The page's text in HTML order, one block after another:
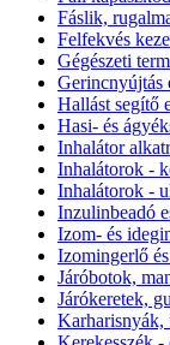
Fáslik,
Felfekvés
Gégészeti
Gerincnyújtás
Hallást segítő
Hasi- és
Inhalátor
Inhalátorok -
Inhalátorok -
Inzulinbeadó
Izom- és
Izomingerlő
Járóbotok,
Járókeretek,
Karharisnyák,